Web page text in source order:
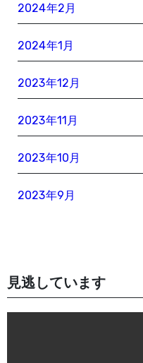
2024年2月
2024年1月
2023年12月
2023年11月
2023年10月
2023年9月
見逃しています